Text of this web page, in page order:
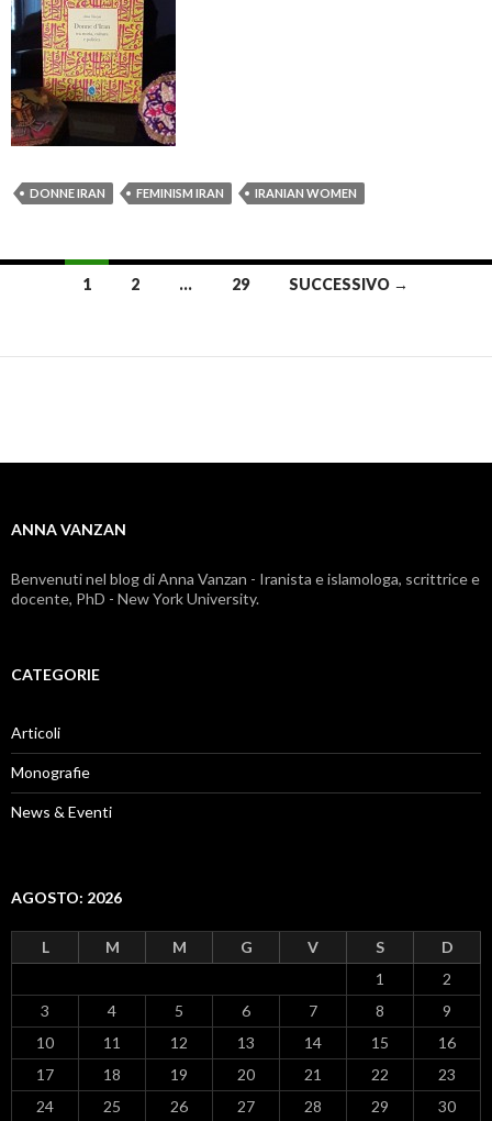
DONNE IRAN FEMINISM IRAN IRANIAN WOMEN
articoli
1 2 … 29 SUCCESSIVO →
ANNA VANZAN
Benvenuti nel blog di Anna Vanzan - Iranista e islamologa, scrittrice e
docente, PhD - New York University.
CATEGORIE
Articoli
Monografie
News & Eventi
AGOSTO: 2026
L M M G V S D
1
2
3
4 5 6 7 8
9
10
11 12 13 14 15
16
17
18 19 20 21 22
23
24
25 26 27 28 29
30